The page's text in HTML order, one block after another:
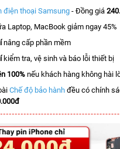
điện thoại Samsung - Đồng giá
Laptop, MacBook giảm ngay 45%
nâng cấp phần mềm
kiểm tra, vệ sinh và báo lỗi thiết bị
100%nếu khách hàng không hài
Chế độ bảo hành đều có chính